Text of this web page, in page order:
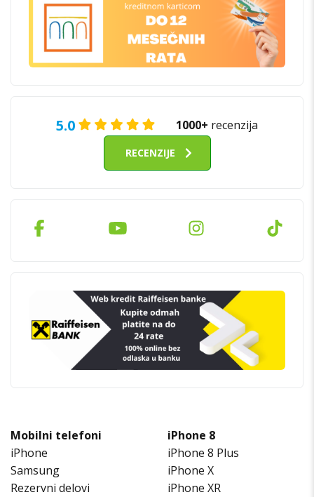
5.0 1000+ recenzija
RECENZIJE
Mobilni telefoni
iPhone
Samsung
Rezervni delovi
iPhone 8
iPhone 8 Plus
iPhone X
iPhone XR